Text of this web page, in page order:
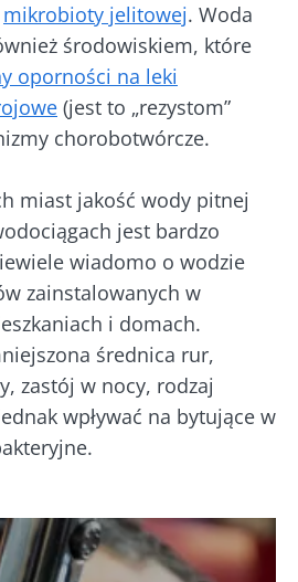
mikrobioty jelitowej. Woda
środowiskiem, które
oporności na leki
(jest to „rezystom”
chorobotwórcze.
miast jakość wody pitnej
jest bardzo
wiadomo o wodzie
zainstalowanych w
i domach.
średnica rur,
zastój w nocy, rodzaj
wpływać na bytujące w